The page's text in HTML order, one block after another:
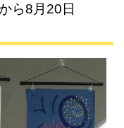
ら8月20日